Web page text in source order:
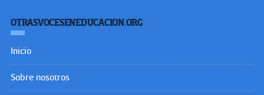
OTRASVOCESENEDUCACION.ORG
Inicio
Sobre nosotros